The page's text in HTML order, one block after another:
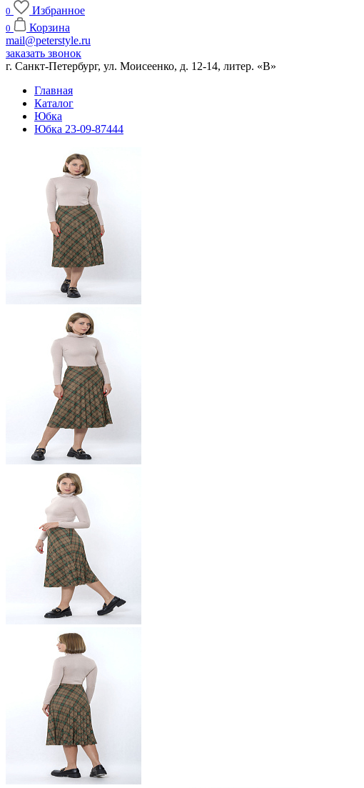
0 Избранное
0
Корзина
mail@peterstyle.ru
заказать звонок
г. Санкт-Петербург, ул. Моисеенко, д. 12-14, литер. «В»
Главная
Каталог
Юбка
Юбка 23-09-87444